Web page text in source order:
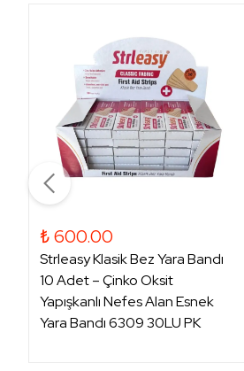
₺ 600.00
Strleasy Klasik Bez Yara Bandı
10 Adet – Çinko Oksit
Yapışkanlı Nefes Alan Esnek
Yara Bandı 6309 30LU PK